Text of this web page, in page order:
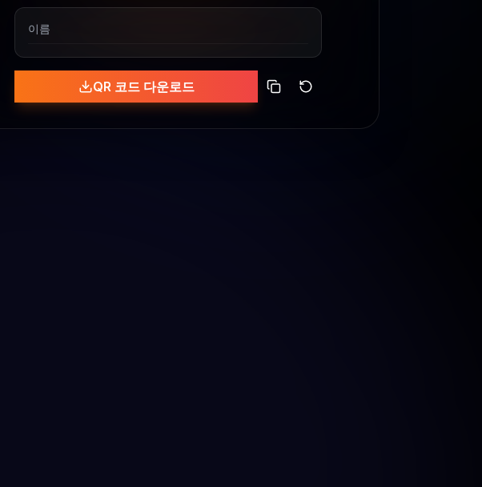
이름
QR 코드 다운로드